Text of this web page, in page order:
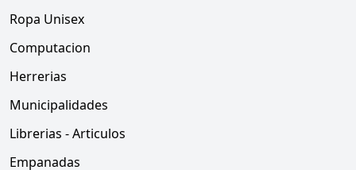
Ropa Unisex
Computacion
Herrerias
Municipalidades
Librerias - Articulos
Empanadas